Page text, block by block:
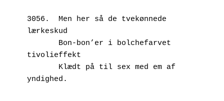
3056.  Men her så de tvekønnede
lærkeskud
tivolieffekt
yndighed.